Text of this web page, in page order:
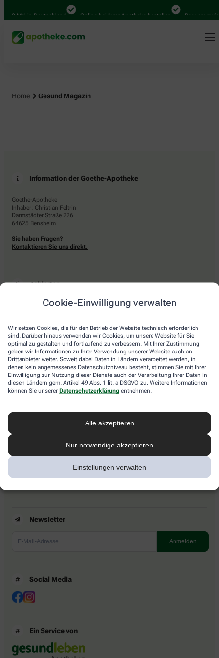
Cookie-Einwilligung verwalten
Wir setzen Cookies, die für den Betrieb der Website technisch erforderlich
sind. Darüber hinaus verwenden wir Cookies, um unsere Website für Sie
optimal zu gestalten und fortlaufend zu verbessern. Mit Ihrer Zustimmung
geben wir Informationen zu Ihrer Verwendung unserer Website auch an
Drittanbieter weiter. Soweit dabei Daten in Ländern verarbeitet werden, in
denen kein angemessenes Datenschutzniveau besteht, stimmen Sie mit Ihrer
Einwilligung zur Nutzung dieser Dienste auch der Verarbeitung Ihrer Daten in
diesen Ländern gem. Artikel 49 Abs. 1 lit. a DSGVO zu. Weitere Informationen
können Sie unserer Datenschutzerklärung entnehmen.
Alle akzeptieren
Nur notwendige akzeptieren
Einstellungen verwalten
Mal in Deutschland Online bei Ihrer Apotheke bestellen Bequem
Home Gesund Magazin
Information der Goethe-Apotheke
Goethe-Apotheke
Inhaber: Christian Feltrin
Darmstädter Straße 226
64625 Bensheim
Sie haben Fragen?
Kontaktieren Sie uns direkt.
Zahlarten
Bar oder mit einer anderen akzeptierten Zahlungsart Ihrer Apotheke vor Ort.
Lieferarten
Abholung in der Apotheke
Botendienstlieferung
apotheke.com Informationen
Newsletter
Barrierefreiheitserklärung
Newsletter
Social Media
Ein Service von